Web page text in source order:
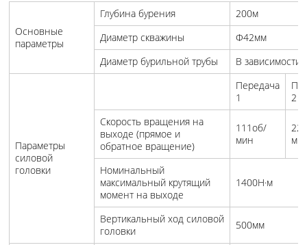
Основные
параметры
Глубина бурения
200м
Диаметр скважины
Φ42мм
Диаметр бурильной трубы
В зависимости
Параметры
силовой
головки
Передача
1
2
Скорость вращения на
выходе (прямое и
обратное вращение)
111об/
мин
Номинальный
максимальный крутящий
момент на выходе
1400Н·м
Вертикальный ход силовой
головки
500мм